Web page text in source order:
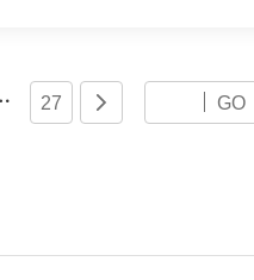
27  GO